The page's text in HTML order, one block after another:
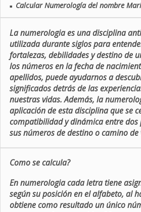
■ Calcular Numerología del nombre
La numerologia es una disciplina
utilizada durante siglos para
fortalezas, debilidades y destino de
los números en la fecha de
apellidos, puede ayudarnos a
significados detrás de las
nuestras vidas. Además, la
aplicación de esta disciplina que se
compatibilidad y dinámica entre dos
sus números de destino o camino de
Como se calcula?
En numerologia cada letra tiene
según su posición en el alfabeto, al
obtiene como resultado un único